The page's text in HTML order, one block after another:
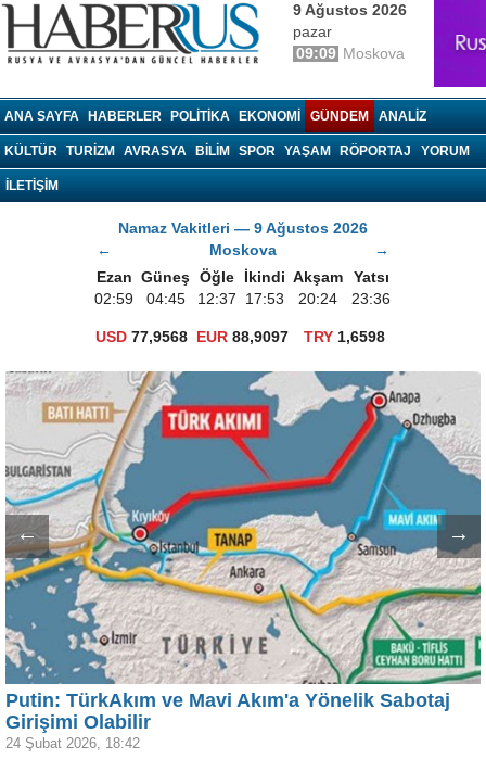
9 Ağustos 2026
pazar
09:09 Moskova
ANA SAYFA HABERLER POLITIKA EKONOMI GÜNDEM ANALIZ
KÜLTÜR TURIZM AVRASYA BILIM SPOR YAŞAM RÖPORTAJ YORUM
İLETİŞİM
Namaz Vakitleri — 9 Ağustos 2026
←
Moskova
→
Ezan Güneş Öğle İkindi Akşam
Yatsı
02:59
04:45 12:37 17:53 20:24 23:36
USD 77,9568 EUR 88,9097 TRY1,6598
← →
Putin: TürkAkım ve Mavi Akım'a Yönelik Sabotaj
Girişimi Olabilir
24 Şubat 2026, 18:42